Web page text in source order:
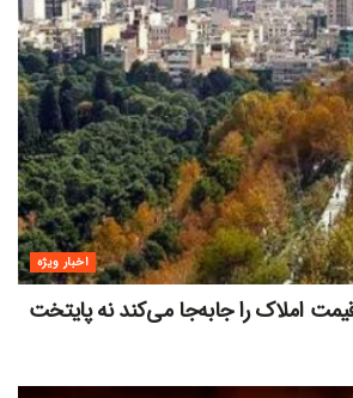
اخبار ویژه
املاک را جابه‌جا می‌کند نه پایتخت